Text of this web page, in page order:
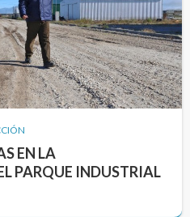
EN LA
PARQUE INDUSTRIAL